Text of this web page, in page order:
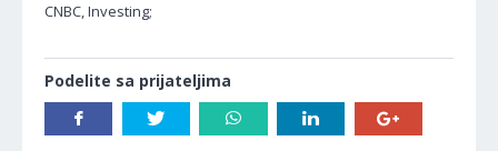
CNBC, Investing;
Podelite sa prijateljima